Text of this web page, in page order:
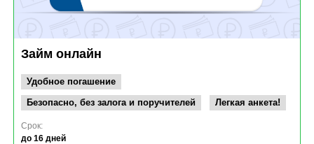
Займ онлайн
Удобное погашение
Безопасно, без залога и поручителей
Легкая анкета!
Срок:
до 16 дней